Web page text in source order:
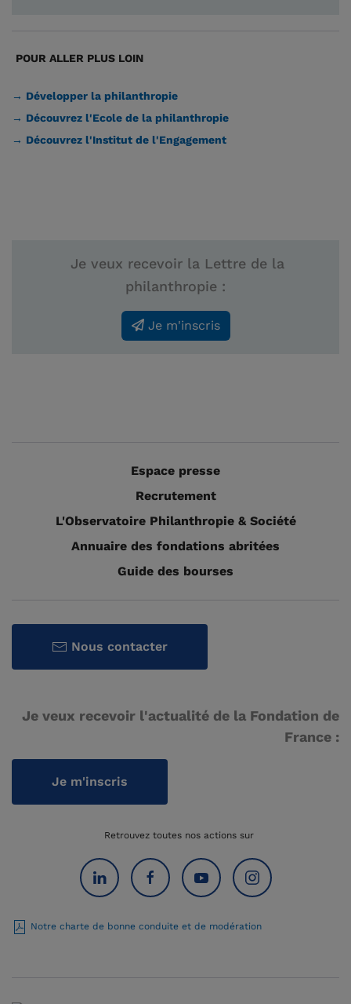
POUR ALLER PLUS LOIN
→ Développer la philanthropie
→ Découvrez l'Ecole de la philanthropie
→ Découvrez l'Institut de l'Engagement
Je veux recevoir la Lettre de la
philanthropie :
Je m'inscris
Espace presse
Recrutement
L'Observatoire Philanthropie & Société
Annuaire des fondations abritées
Guide des bourses
Nous contacter
Je veux recevoir l'actualité de la Fondation de
France :
Je m'inscris
Retrouvez toutes nos actions sur
Notre charte de bonne conduite et de modération